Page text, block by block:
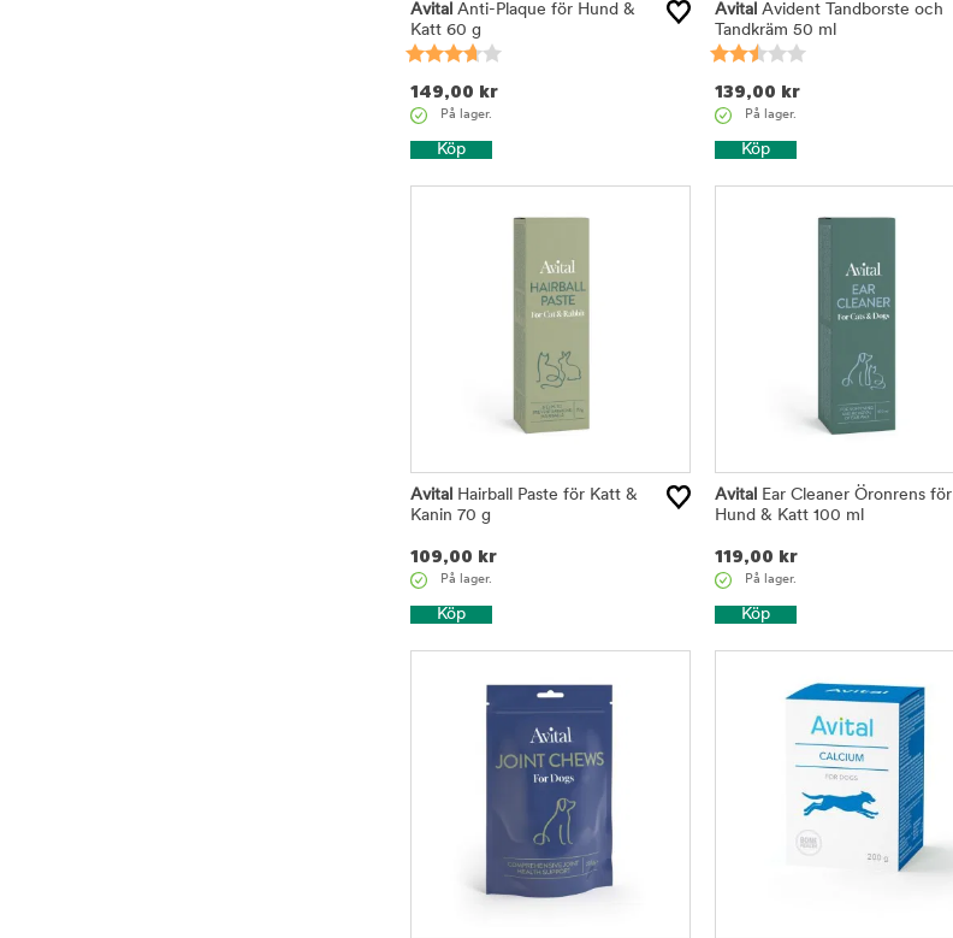
Avital Anti-Plaque för Hund &
Katt 60 g
149,00 kr
På lager.
Köp
Avital Avident Tandborste och
Tandkräm 50 ml
139,00 kr
På lager.
Köp
Avital Hairball Paste för Katt &
Kanin 70 g
109,00 kr
På lager.
Köp
Avital Ear Cleaner Öronrens för
Hund & Katt 100 ml
119,00 kr
På lager.
Köp